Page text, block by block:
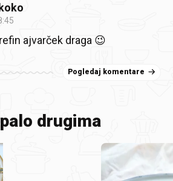
ajvarček draga 😉
Pogledaj komentare
drugima